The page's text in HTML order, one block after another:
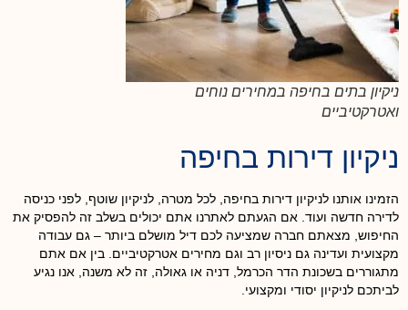
ניקיון בתים בחיפה במחירים נוחים
ואטרקטיביים
ניקיון דירות בחיפה
הזמינו אותנו לניקיון דירות בחיפה, לכל מטרה, לניקיון שוטף, לפני כניסה
לדירה חדשה ועוד. אם הגעתם לאתרנו אתם יכולים בשלב זה להפסיק את
החיפוש, מצאתם חברה שמציעה לכם דיל מושלם ביותר – גם עבודה
מקצועית ועדינה גם ניסיון רב וגם מחירים אטרקטיביים. בין אם אתם
מתגוררים בשכונת הדר הכרמל, דניה או גאולה, זה לא משנה, אנו נגיע
לביתכם לניקיון יסודי ומקצועי.